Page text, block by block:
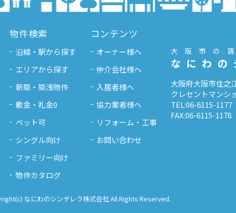
物件検索
沿線・駅から探す
エリアから探す
新築・築浅物件
敷金・礼金0
ペット可
シングル向け
ファミリー向け
物件カタログ
コンテンツ
オーナー様へ
仲介会社様へ
入居者様へ
協力業者様へ
リフォーム・工事
お問い合わせ
大阪市の
なにわの
大阪府大阪市住之
クレセントマンシ
TEL:06-6115-1177
FAX:06-6115-1178
なにわのシンデレラ株式会社 All Rights Reserved.